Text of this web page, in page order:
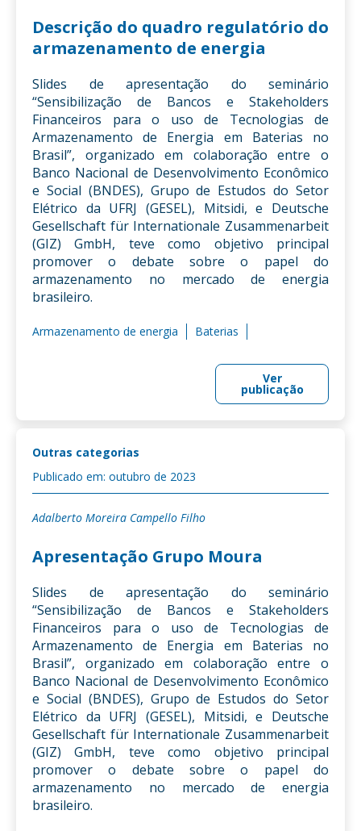
Descrição do quadro regulatório do
armazenamento de energia
Slides de apresentação do seminário
“Sensibilização de Bancos e Stakeholders
Financeiros para o uso de Tecnologias de
Armazenamento de Energia em Baterias no
Brasil”, organizado em colaboração entre o
Banco Nacional de Desenvolvimento Econômico
e Social (BNDES), Grupo de Estudos do Setor
Elétrico da UFRJ (GESEL), Mitsidi, e Deutsche
Gesellschaft für Internationale Zusammenarbeit
(GIZ) GmbH, teve como objetivo principal
promover o debate sobre o papel do
armazenamento no mercado de energia
brasileiro.
Armazenamento de energia Baterias
Ver
publicação
Outras categorias
Publicado em: outubro de 2023
Adalberto Moreira Campello Filho
Apresentação Grupo Moura
Slides de apresentação do seminário
“Sensibilização de Bancos e Stakeholders
Financeiros para o uso de Tecnologias de
Armazenamento de Energia em Baterias no
Brasil”, organizado em colaboração entre o
Banco Nacional de Desenvolvimento Econômico
e Social (BNDES), Grupo de Estudos do Setor
Elétrico da UFRJ (GESEL), Mitsidi, e Deutsche
Gesellschaft für Internationale Zusammenarbeit
(GIZ) GmbH, teve como objetivo principal
promover o debate sobre o papel do
armazenamento no mercado de energia
brasileiro.